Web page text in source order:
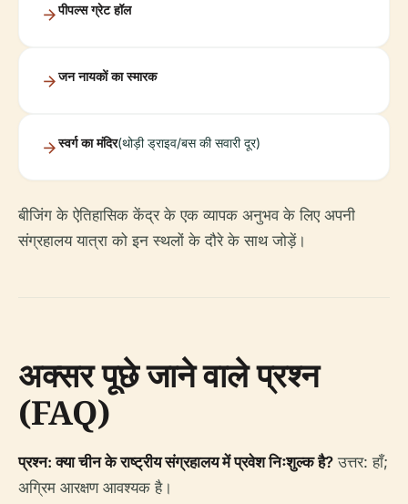
पीपल्स ग्रेट हॉल
जन नायकों का स्मारक
स्वर्ग का मंदिर(थोड़ी ड्राइव/बस की सवारी दूर)
बीजिंग के ऐतिहासिक केंद्र के एक व्यापक अनुभव के लिए अपनी
संग्रहालय यात्रा को इन स्थलों के दौरे के साथ जोड़ें।
अक्सर पूछे जाने वाले प्रश्न
(FAQ)
प्रश्न: क्या चीन के राष्ट्रीय संग्रहालय में प्रवेश निःशुल्क है? उत्तर: हाँ;
अग्रिम आरक्षण आवश्यक है।